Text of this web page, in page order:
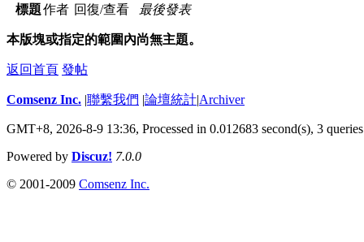
標題作者 回復/查看 最後發表
本版塊或指定的範圍內尚無主題。
返回首頁 發帖
Comsenz Inc. |聯繫我們 |論壇統計|Archiver
GMT+8, 2026-8-9 13:36, Processed in 0.012683 second(s), 3 queries
Powered by Discuz! 7.0.0
© 2001-2009 Comsenz Inc.